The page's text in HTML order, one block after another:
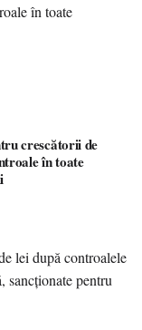
crescătorii de
în toate